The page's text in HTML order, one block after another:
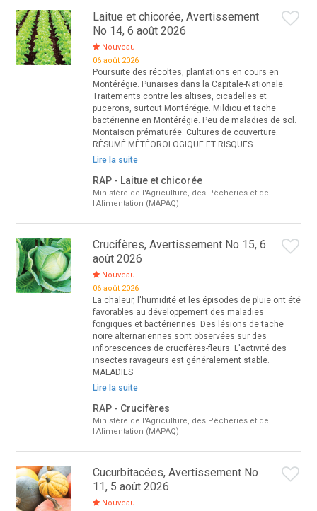
Laitue et chicorée, Avertissement
No 14, 6 août 2026
Nouveau
06 août 2026
Poursuite des récoltes, plantations en cours en
Montérégie. Punaises dans la Capitale-Nationale.
Traitements contre les altises, cicadelles et
pucerons, surtout Montérégie. Mildiou et tache
bactérienne en Montérégie. Peu de maladies de sol.
Montaison prématurée. Cultures de couverture.
RÉSUMÉ MÉTÉOROLOGIQUE ET RISQUES
Lire la suite
RAP - Laitue et chicorée
Ministère de l'Agriculture, des Pêcheries et de
l'Alimentation (MAPAQ)
Crucifères, Avertissement No 15, 6
août 2026
Nouveau
06 août 2026
La chaleur, l'humidité et les épisodes de pluie ont été
favorables au développement des maladies
fongiques et bactériennes. Des lésions de tache
noire alternariennes sont observées sur des
inflorescences de crucifères-fleurs. L'activité des
insectes ravageurs est généralement stable.
MALADIES
Lire la suite
RAP - Crucifères
Ministère de l'Agriculture, des Pêcheries et de
l'Alimentation (MAPAQ)
Cucurbitacées, Avertissement No
11, 5 août 2026
Nouveau